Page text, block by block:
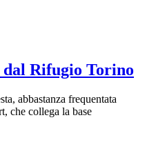
Rifugio Torino
abbastanza frequentata
che collega la base